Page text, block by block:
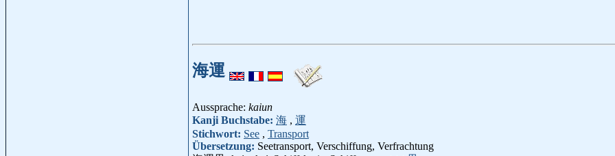
海運
Aussprache: kaiun
Kanji Buchstabe: 海 , 運
Stichwort: See , Transport
Übersetzung: Seetransport, Verschiffung, Verfrachtung